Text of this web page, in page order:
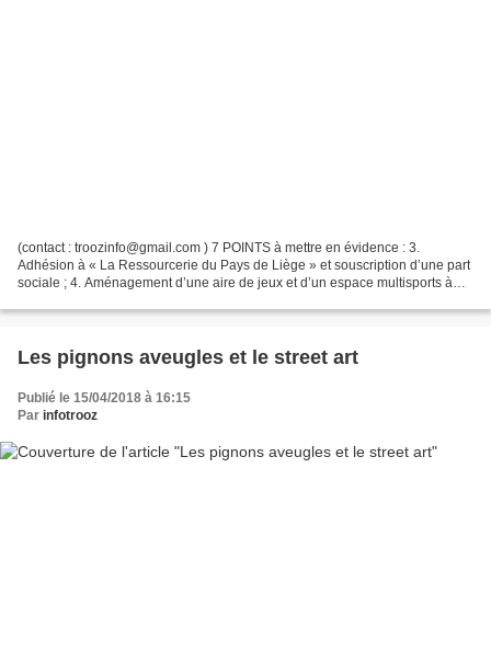
(contact : troozinfo@gmail.com ) 7 POINTS à mettre en évidence : 3.
Adhésion à « La Ressourcerie du Pays de Liège » et souscription d’une part
sociale ; 4. Aménagement d’une aire de jeux et d’un espace multisports à
Les pignons aveugles et le street art
Publié le 15/04/2018 à 16:15
Par infotrooz